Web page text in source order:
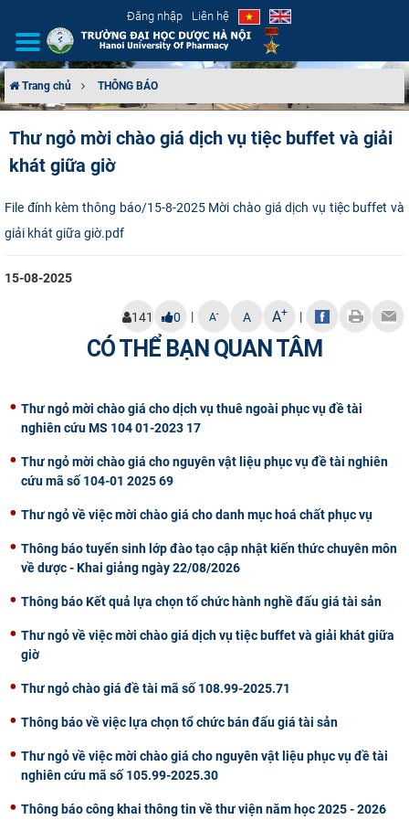
Đăng nhập Liên hệ
CƠ CẤU TỔ CHỨC
TUYỂN SINH
KHOA HỌC CÔNG NGHỆ
CỰU NGƯỜI HỌC
Trang chủ THÔNG BÁO
Thư ngỏ mời chào giá dịch vụ tiệc buffet và giải
khát giữa giờ
File đính kèm thông báo/15-8-2025 Mời chào giá dịch vụ tiệc buffet và
giải khát giữa giờ.pdf
15-08-2025
141 0 | A- A A+ |
CÓ THỂ BẠN QUAN TÂM
Thư ngỏ mời chào giá cho dịch vụ thuê ngoài phục vụ đề tài
nghiên cứu MS 104 01-2023 17
Thư ngỏ mời chào giá cho nguyên vật liệu phục vụ đề tài nghiên
cứu mã số 104-01 2025 69
Thư ngỏ về việc mời chào giá cho danh mục hoá chất phục vụ
Thông báo tuyển sinh lớp đào tạo cập nhật kiến thức chuyên môn
về dược - Khai giảng ngày 22/08/2026
Thông báo Kết quả lựa chọn tổ chức hành nghề đấu giá tài sản
Thư ngỏ về việc mời chào giá dịch vụ tiệc buffet và giải khát giữa
giờ
Thư ngỏ chào giá đề tài mã số 108.99-2025.71
Thông báo về việc lựa chọn tổ chức bán đấu giá tài sản
Thư ngỏ về việc mời chào giá cho nguyên vật liệu phục vụ đề tài
nghiên cứu mã số 105.99-2025.30
Thông báo công khai thông tin về thư viện năm học 2025 - 2026